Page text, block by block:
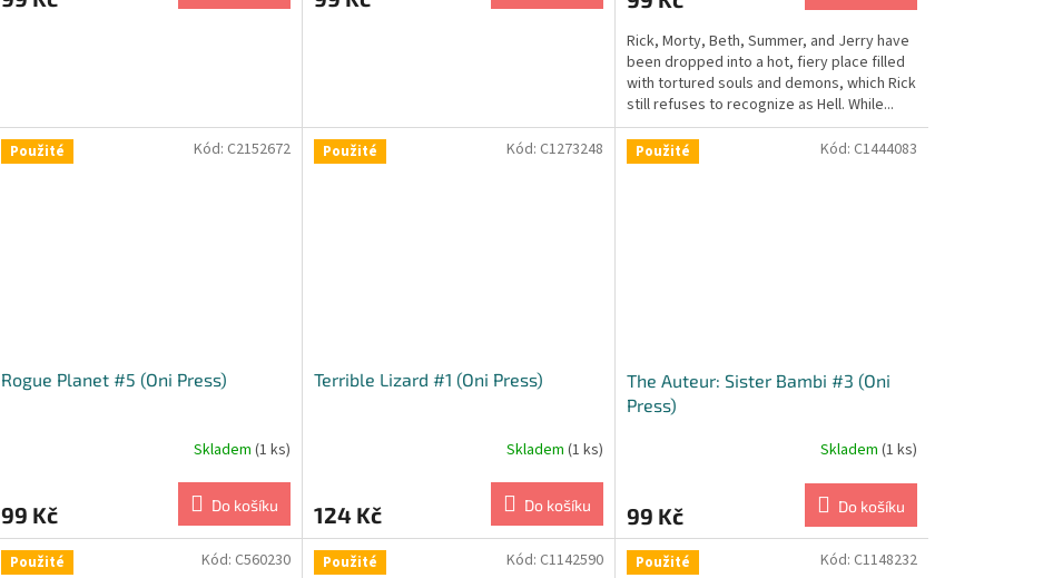
Rick, Morty, Beth, Summer, and Jerry have
been dropped into a hot, fiery place filled
with tortured souls and demons, which Rick
still refuses to recognize as Hell. While...
Použité
Rogue Planet #5 (Oni Press)
Skladem (1 ks)
99 Kč Do košíku
Kód: C2152672 Použité
Terrible Lizard #1 (Oni Press)
Skladem (1 ks)
124 Kč Do košíku
Kód: C1273248 Použité
The Auteur: Sister Bambi #3 (Oni
Press)
Skladem (1 ks)
99 Kč Do košíku
Kód: C1444083
Použité Kód: C560230 Použité Kód: C1142590 Použité Kód: C1148232